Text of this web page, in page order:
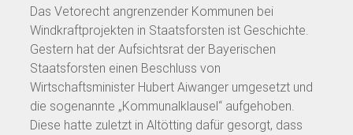
Das Vetorecht angrenzender Kommunen bei
Windkraftprojekten in Staatsforsten ist Geschichte.
Gestern hat der Aufsichtsrat der Bayerischen
Staatsforsten einen Beschluss von
Wirtschaftsminister Hubert Aiwanger umgesetzt und
die sogenannte „Kommunalklausel“ aufgehoben.
Diese hatte zuletzt in Altötting dafür gesorgt, dass